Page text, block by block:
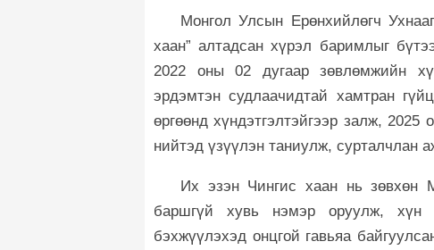
Монгол Улсын Ерөнхийлөгч
хаан” алтадсан хүрэл баримлыг
2022 оны 02 дугаар зөвлөмжийн
эрдэмтэн судлаачидтай хамтран
өргөөнд хүндэтгэлтэйгээр залж,
нийтэд үзүүлэн таниулж, сурталчлан
Их эзэн Чингис хаан нь зөвхөн
баршгүй хувь нэмэр оруулж, хүн
бэхжүүлэхэд онцгой гавьяа